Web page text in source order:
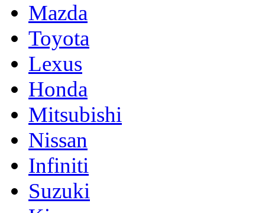
Mazda
Toyota
Lexus
Honda
Mitsubishi
Nissan
Infiniti
Suzuki